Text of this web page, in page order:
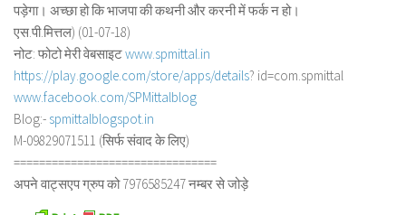
पड़ेगा। अच्छा हो कि भाजपा की कथनी और करनी में फर्क न हो।
एस.पी.मित्तल) (01-07-18)
नोट: फोटो मेरी वेबसाइटwww.spmittal.in
https://play.google.com/store/apps/details? id=com.spmittal
www.facebook.com/SPMittalblog
Blog:- spmittalblogspot.in
M-09829071511 (सिर्फ संवाद के लिए)
================================
अपने वाट्सएप ग्रुप को 7976585247 नम्बर से जोड़े